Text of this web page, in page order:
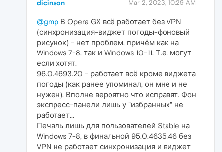
dicinson Mar 2, 2023, 10:29 AM
@gmp В Opera GX всё работает без VPN
(синхронизация-виджет погоды-фоновый
рисунок) - нет проблем, причём как на
Windows 7-8, так и Windows 10-11. Т.е. могут
если хотят.
96.0.4693.20 - работает всё кроме виджета
погоды (как ранее упоминал, он мне и не
нужен). Вполне вероятно что исправят. Фон
экспресс-панели лишь у "избранных" не
работает...
Печаль лишь для пользователей Stable на
Windows 7-8, в финальной 95.0.4635.46 без
VPN не работает синхронизация и виджет